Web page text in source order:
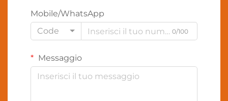
Mobile/WhatsApp
Code
0/100
Messaggio